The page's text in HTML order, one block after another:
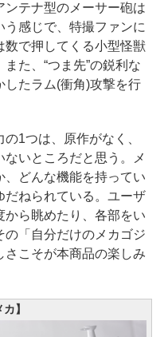
テナ型のメーサー砲は
う感じで、特撮ファンに
数で押してくる小型怪獣
た、“つま先”の鋭利な
たラム(衝角)攻撃を行
1つは、原作がなく、
いところだと思う。メ
、どんな機能を持ってい
だねられている。ユーザ
から眺めたり、各部をい
の「自分だけのメカゴジ
さこそが本商品の楽しみ
】